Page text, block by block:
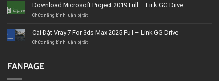
tín,
giá
lượng
VideoStudio
Ultimate
Link
GG
Download Microsoft Project 2019 Full – Link GG Drive
Chức năng bình luận bị tắtở
Project
2019
Cài Đặt Vray 7 For 3ds Max 2025 Full – Link GG Drive
Chức năng bình luận bị tắtở
FANPAGE